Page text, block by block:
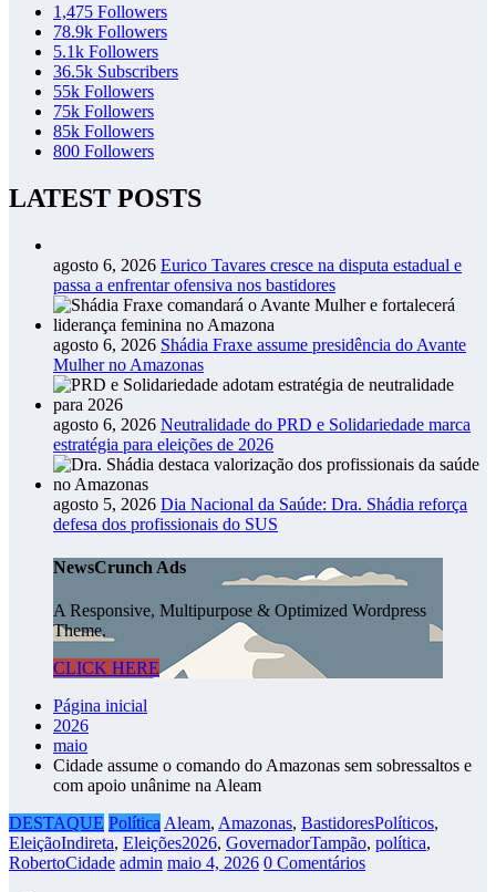
1,475 Followers
78.9k Followers
5.1k Followers
36.5k Subscribers
55k Followers
75k Followers
85k Followers
800 Followers
LATEST POSTS
agosto 6, 2026 Eurico Tavares cresce na disputa estadual e
passa a enfrentar ofensiva nos bastidores
agosto 6, 2026 Shádia Fraxe assume presidência do Avante
Mulher no Amazonas
agosto 6, 2026 Neutralidade do PRD e Solidariedade marca
estratégia para eleições de 2026
agosto 5, 2026 Dia Nacional da Saúde: Dra. Shádia reforça
defesa dos profissionais do SUS
NewsCrunch Ads
A Responsive, Multipurpose & Optimized Wordpress
Theme.
CLICK HERE
Página inicial
2026
maio
Cidade assume o comando do Amazonas sem sobressaltos e
com apoio unânime na Aleam
DESTAQUE Política Aleam, Amazonas, BastidoresPolíticos,
EleiçãoIndireta, Eleições2026, GovernadorTampão, política,
RobertoCidade admin maio 4, 2026 0 Comentários